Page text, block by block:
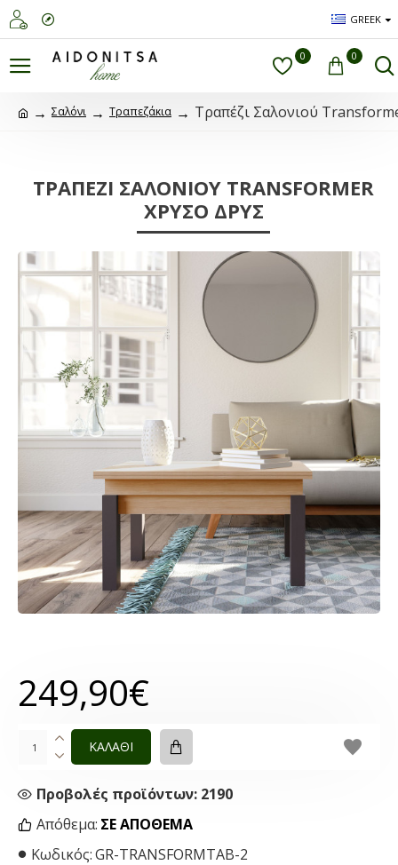
GREEK
0 0
Σαλόνι Τραπεζάκια Τραπέζι Σαλονιού
ΤΡΑΠΈΖΙ ΣΑΛΟΝΙΟΎ TRANSFORMER
ΧΡΥΣΌ ΔΡΥΣ
Απόθεμα: ΣΕ ΑΠΌΘΕΜΑ
Κωδικός:GR-TRANSFORMTAB-2
Προβολές προϊόντων: 2190
249,90€
ΚΑΛΑΘΙ